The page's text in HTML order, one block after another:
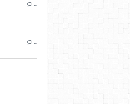
…
…